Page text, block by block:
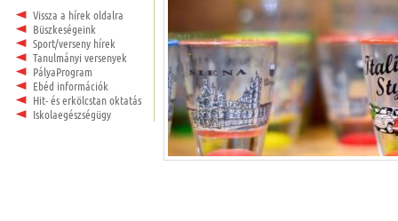
Vissza a hírek oldalra
Büszkeségeink
Sport/verseny hírek
Tanulmányi versenyek
PályaProgram
Ebéd információk
Hit- és erkölcstan oktatás
Iskolaegészségügy